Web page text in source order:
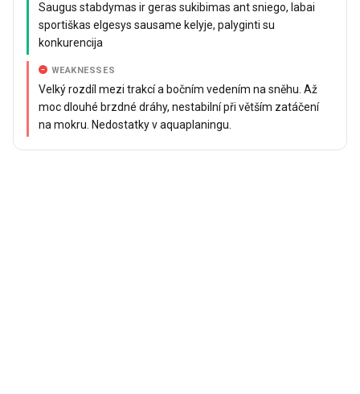
Saugus stabdymas ir geras sukibimas ant sniego, labai
sportiškas elgesys sausame kelyje, palyginti su
konkurencija
WEAKNESSES
Velký rozdíl mezi trakcí a bočním vedením na sněhu. Až
moc dlouhé brzdné dráhy, nestabilní při větším zatáčení
na mokru. Nedostatky v aquaplaningu.